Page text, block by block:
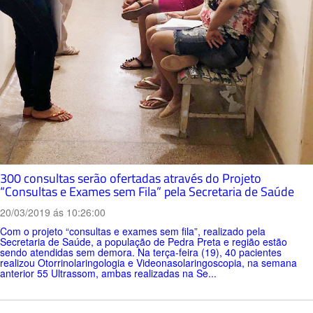
300 consultas serão ofertadas através do Projeto
“Consultas e Exames sem Fila” pela Secretaria de Saúde
20/03/2019 ás 10:26:00
Com o projeto “consultas e exames sem fila”, realizado pela
Secretaria de Saúde, a população de Pedra Preta e região estão
sendo atendidas sem demora. Na terça-feira (19), 40 pacientes
realizou Otorrinolaringologia e Videonasolaringoscopia, na semana
anterior 55 Ultrassom, ambas realizadas na Se...